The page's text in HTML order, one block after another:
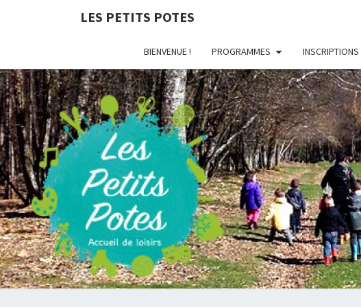
LES PETITS POTES
BIENVENUE ! PROGRAMMES INSCRIPTIONS